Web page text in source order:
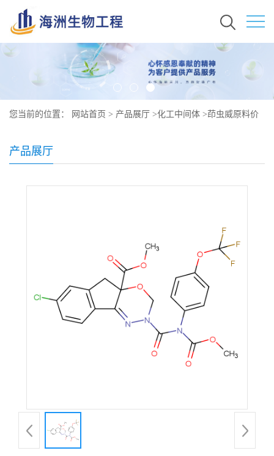
您当前的位置： 网站首页 > 产品展厅 >化工中间体 >茚虫威原料价
产品展厅